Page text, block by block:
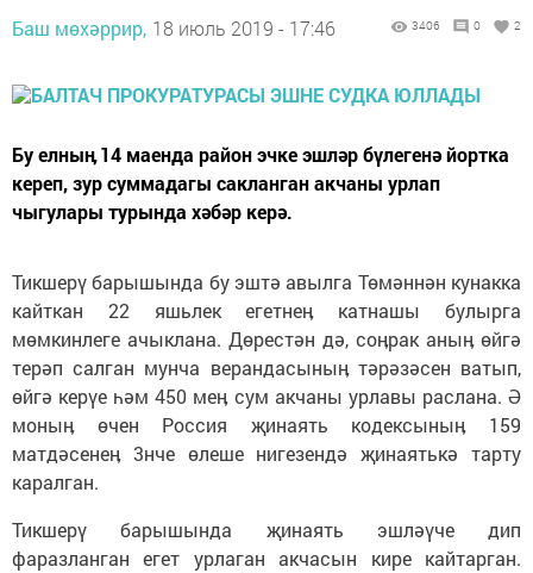
Баш мөхәррир, 18 июль 2019 - 17:46 3406 0 2
Бу елныӊ 14 маенда район эчке эшләр бүлегенә йортка
кереп, зур суммадагы сакланган акчаны урлап
чыгулары турында хәбәр керә.
Тикшерү барышында бу эштә авылга Төмәннән кунакка
кайткан 22 яшьлек егетнеӊ катнашы булырга
мөмкинлеге ачыклана. Дөрестән дә, соӊрак аныӊ өйгә
терәп салган мунча верандасыныӊ тәрәзәсен ватып,
өйгә керүе һәм 450 меӊ сум акчаны урлавы раслана. Ә
моныӊ өчен Россия җинаять кодексыныӊ 159
матдәсенеӊ 3нче өлеше нигезендә җинаятькә тарту
каралган.
Тикшерү барышында җинаять эшләүче дип
фаразланган егет урлаган акчасын кире кайтарган.